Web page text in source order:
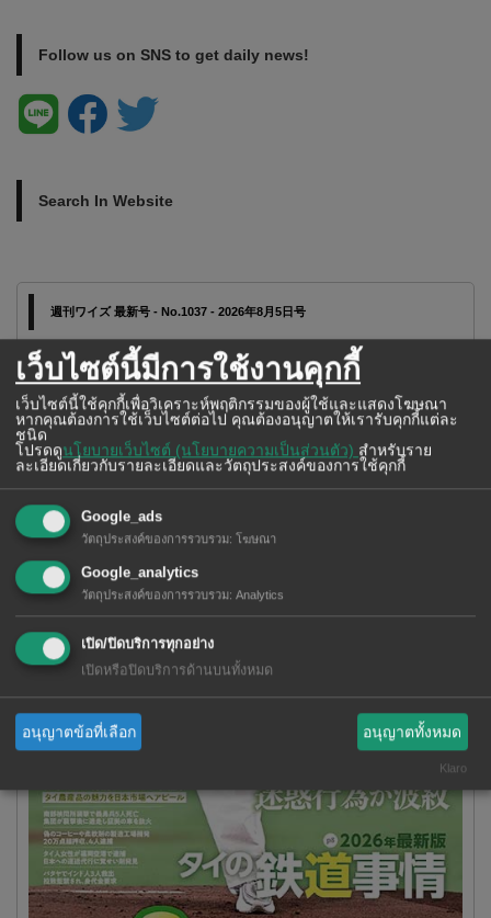
Follow us on SNS to get daily news!
Search In Website
週刊ワイズ 最新号 - No.1037 - 2026年8月5日号
เว็บไซต์นี้มีการใช้งานคุกกี้
เว็บไซต์นี้ใช้คุกกี้เพื่อวิเคราะห์พฤติกรรมของผู้ใช้และแสดงโฆษณา
หากคุณต้องการใช้เว็บไซต์ต่อไป คุณต้องอนุญาตให้เรารับคุกกี้แต่ละ
ชนิด
โปรดดูนโยบายเว็บไซต์ (นโยบายความเป็นส่วนตัว) สำหรับราย
ละเอียดเกี่ยวกับรายละเอียดและวัตถุประสงค์ของการใช้คุกกี้
Google_ads
วัตถุประสงค์ของการรวบรวม: โฆษณา
Google_analytics
วัตถุประสงค์ของการรวบรวม: Analytics
เปิด/ปิดบริการทุกอย่าง
เปิดหรือปิดบริการด้านบนทั้งหมด
อนุญาตข้อที่เลือก อนุญาตทั้งหมด
Klaro